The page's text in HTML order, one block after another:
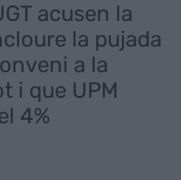
acusen la
la pujada
a la
i que UPM
4%